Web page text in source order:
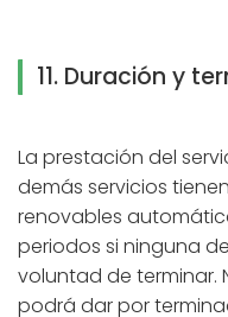
11. Duración y
La prestación del
demás servicios
renovables
periodos si ninguna
voluntad de terminar.
podrá dar por